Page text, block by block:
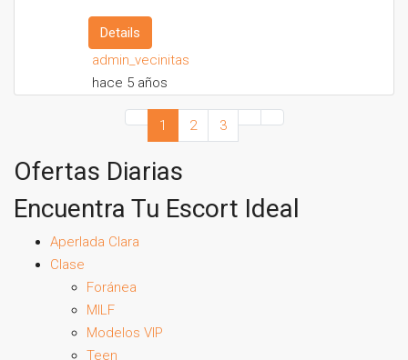
Details
admin_vecinitas
hace 5 años
1 2 3
Ofertas Diarias
Encuentra Tu Escort Ideal
Aperlada Clara
Clase
Foránea
MILF
Modelos VIP
Teen